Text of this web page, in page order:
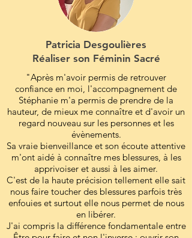
Patricia Desgoulières
Réaliser son Féminin Sacré
"Après m'avoir permis de retrouver
confiance en moi, l'accompagnement de
Stéphanie m'a permis de prendre de la
hauteur, de mieux me connaître et d'avoir un
regard nouveau sur les personnes et les
évènements.
Sa vraie bienveillance et son écoute attentive
m'ont aidé à connaître mes blessures, à les
apprivoiser et aussi à les aimer.
C'est de la haute précision tellement elle sait
nous faire toucher des blessures parfois très
enfouies et surtout elle nous permet de nous
en libérer.
J'ai compris la différence fondamentale entre